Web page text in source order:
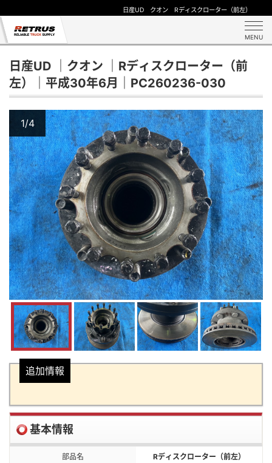
日産UD クオン Rディスクローター（前左）
MENU
日産UD ｜クオン ｜Rディスクローター（前
左）｜平成30年6月｜PC260236-030
1/4
追加情報
基本情報
部品名 Rディスクローター（前左）